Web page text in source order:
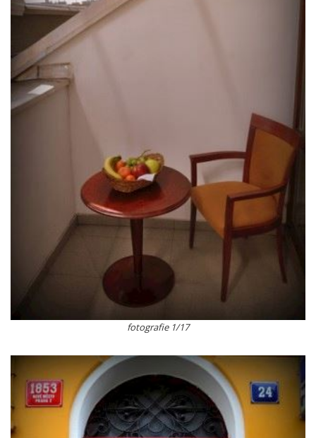
fotografie 1/17